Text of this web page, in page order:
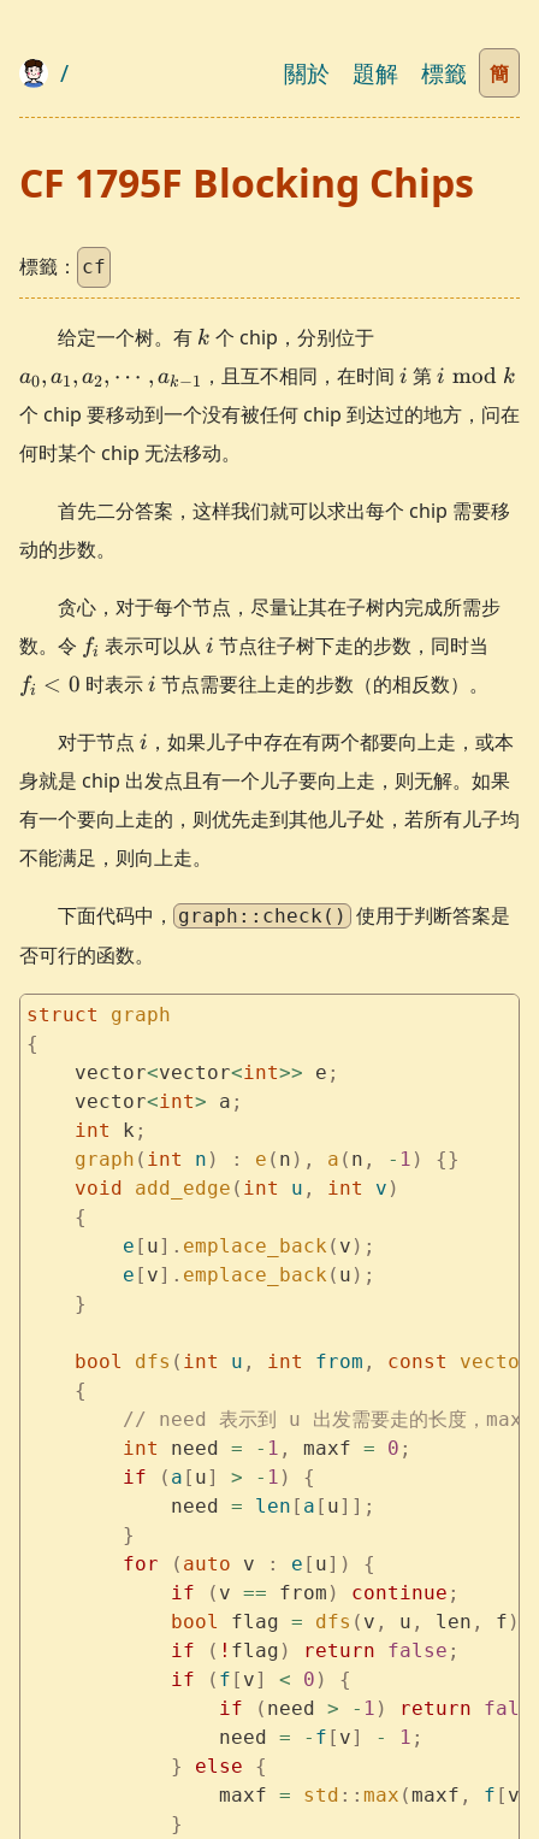
/ 關於 題解 標籤 簡
CF 1795F Blocking Chips
標籤： cf
给定一个树。有 k
k 个 chip，分别位于a_0,
a_2,
\cdots,
a0, a1, a2, ⋯ , ak−1 ，且互不相同，在时间i
i 第i
k
i mod k
个 chip 要移动到一个没有被任何 chip 到达过的地方，问在
何时某个 chip 无法移动。
首先二分答案，这样我们就可以求出每个 chip 需要移
动的步数。
贪心，对于每个节点，尽量让其在子树内完成所需步
数。令 f_i
fi 表示可以从i
i 节点往子树下走的步数，同时当
fi < 0 时表示i
i 节点需要往上走的步数（的相反数）。
对于节点 i
i ，如果儿子中存在有两个都要向上走，或本
身就是 chip 出发点且有一个儿子要向上走，则无解。如果
有一个要向上走的，则优先走到其他儿子处，若所有儿子均
不能满足，则向上走。
下面代码中， graph::check() 使用于判断答案是
否可行的函数。
struct graph
{
    vector
<vector<int>> e ;
    vector
<int> a ;
    int
k ;
    graph
( int n ) : e ( n ), a ( n , - 1 )
{}
    void
add_edge ( int u , int v )
    {
        e
[ u]. emplace_back ( v );
        e
[ v]. emplace_back ( u );
    }
    bool
dfs ( int u , int from , const vector
    {
// need 表示到 u 出发需要走的长度，maxf
        int
need = - 1 , maxf = 0 ;
        if
( a [ u] > - 1 )
{
            need
= len [ a [ u]];
        }
        for
( auto v : e [ u])
{
            if
( v == from ) continue ;
            bool
flag = dfs ( v , u , len , f );
            if
( ! flag ) return false ;
            if
( f [ v] < 0 )
{
                if
( need > - 1 ) return
                need
= - f [ v] - 1 ;
            }
else {
                maxf
= std :: max (maxf , f [ v
            }